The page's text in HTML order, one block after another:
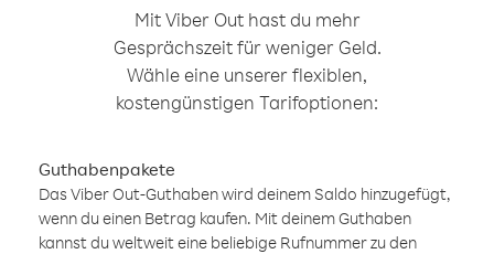
Mit Viber Out hast du mehr
Gesprächszeit für weniger Geld.
Wähle eine unserer flexiblen,
kostengünstigen Tarifoptionen:
Guthabenpakete
Das Viber Out-Guthaben wird deinem Saldo hinzugefügt,
wenn du einen Betrag kaufen. Mit deinem Guthaben
kannst du weltweit eine beliebige Rufnummer zu den